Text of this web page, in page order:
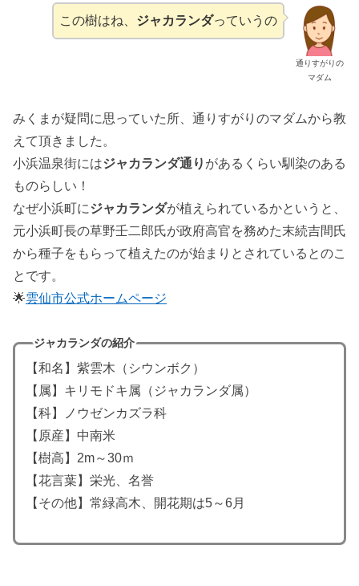
通りすがりの
マダム
この樹はね、 ジャカランダっていうの
みくまが疑問に思っていた所、通りすがりのマダムから教
えて頂きました。
小浜温泉街にはジャカランダ通り があるくらい馴染のある
ものらしい！
なぜ小浜町にジャカランダが植えられているかというと、
元小浜町長の草野壬二郎氏が政府高官を務めた末続吉間氏
から種子をもらって植えたのが始まりとされているとのこ
とです。
🌟雲仙市公式ホームページ
ジャカランダの紹介
【和名】紫雲木（シウンボク）
【属】キリモドキ属（ジャカランダ属）
【科】ノウゼンカズラ科
【原産】中南米
【樹高】2m～30ｍ
【花言葉】栄光、名誉
【その他】常緑高木、開花期は5～6月